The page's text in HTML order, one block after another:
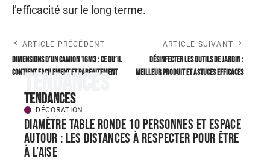
l’efficacité sur le long terme.
ARTICLE PRÉCÉDENT
Dimensions d’un camion 16m3 : ce qu’il
contient facilement et parfaitement
ARTICLE SUIVANT
Désinfecter les outils de jardin :
meilleur produit et astuces efficaces
Tendances
Tendances
DÉCORATION
Diamètre table ronde 10 personnes et espace
autour : les distances à respecter pour être
à l’aise